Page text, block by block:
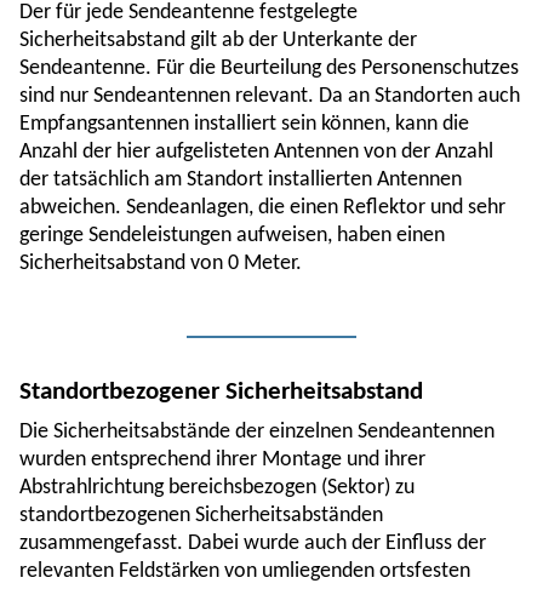
Der für jede Sendeantenne festgelegte
Sicherheitsabstand gilt ab der Unterkante der
Sendeantenne. Für die Beurteilung des Personenschutzes
sind nur Sendeantennen relevant. Da an Standorten auch
Empfangsantennen installiert sein können, kann die
Anzahl der hier aufgelisteten Antennen von der Anzahl
der tatsächlich am Standort installierten Antennen
abweichen. Sendeanlagen, die einen Reflektor und sehr
geringe Sendeleistungen aufweisen, haben einen
Sicherheitsabstand von 0 Meter.
Standortbezogener Sicherheitsabstand
Die Sicherheitsabstände der einzelnen Sendeantennen
wurden entsprechend ihrer Montage und ihrer
Abstrahlrichtung bereichsbezogen (Sektor) zu
standortbezogenen Sicherheitsabständen
zusammengefasst. Dabei wurde auch der Einfluss der
relevanten Feldstärken von umliegenden ortsfesten